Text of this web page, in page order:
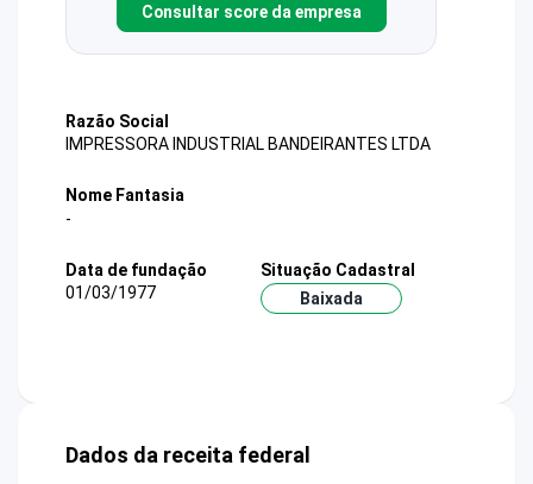
Consultar score da empresa
Razão Social
IMPRESSORA INDUSTRIAL BANDEIRANTES LTDA
Nome Fantasia
-
Data de fundação
01/03/1977
Situação Cadastral
Baixada
Dados da receita federal